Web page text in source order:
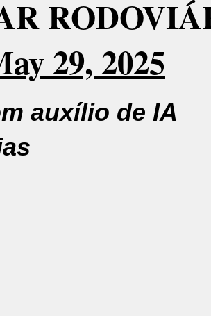
29, 2025
auxílio de IA